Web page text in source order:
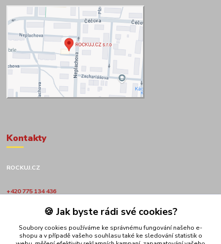
Kontakty
ROCKUJ.CZ
+420 775 134 436
obchod@rockuj.cz🍪 Jak byste rádi své cookies?
Soubory cookies používáme ke správnému fungování našeho e-
shopu a v případě vašeho souhlasu také ke sledování statistik o